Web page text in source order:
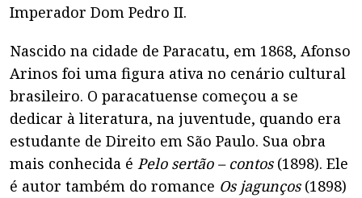
Imperador Dom Pedro II.
Nascido na cidade de Paracatu, em 1868, Afonso
Arinos foi uma figura ativa no cenário cultural
brasileiro. O paracatuense começou a se
dedicar à literatura, na juventude, quando era
estudante de Direito em São Paulo. Sua obra
mais conhecida é Pelo sertão – contos(1898). Ele
é autor também do romance Os jagunços(1898)